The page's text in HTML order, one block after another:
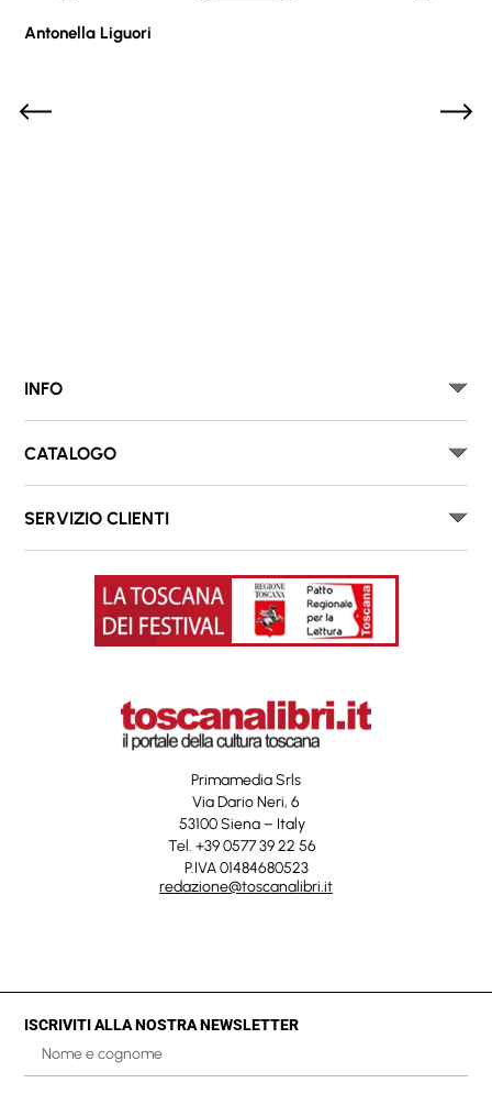
Antonella Liguori
INFO
CATALOGO
SERVIZIO CLIENTI
Primamedia Srls
Via Dario Neri, 6
53100 Siena – Italy
Tel. +39 0577 39 22 56
P.IVA 01484680523
redazione@toscanalibri.it
ISCRIVITI ALLA NOSTRA NEWSLETTER